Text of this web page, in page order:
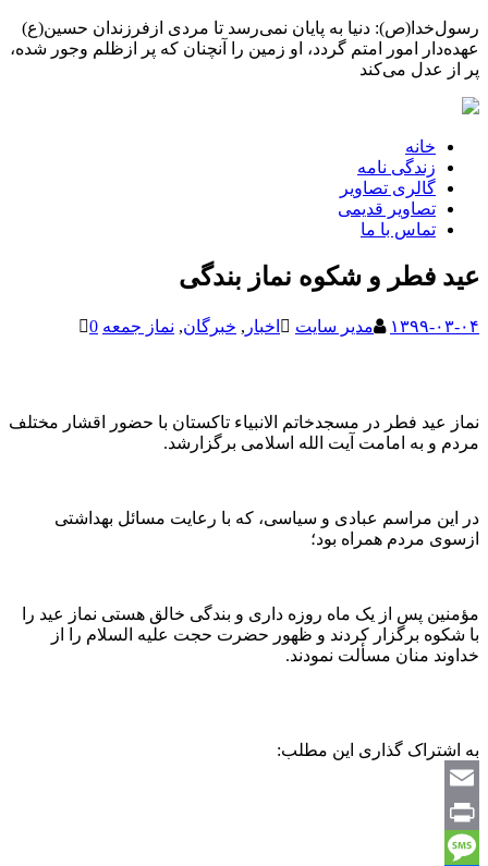
رسول‌خدا(ص): دنیا به پایان نمی‌رسد تا مردی ازفرزندان حسین(ع)
عهده‌دار امور امتم گردد، او زمین را آنچنان که پر ازظلم وجور شده،
پر از عدل می‌کند
خانه
زندگی نامه
گالری تصاویر
تصاویر قدیمی
تماس با ما
عید فطر و شکوه نماز بندگی
۱۳۹۹-۰۳-۰۴ مدیر سایت اخبار , خبرگان, نماز جمعه 0
نماز عید فطر در مسجدخاتم الانبیاء تاکستان با حضور اقشار مختلف
مردم و به امامت آیت الله اسلامی برگزارشد.
در این مراسم عبادی و سیاسی، که با رعایت مسائل بهداشتی
ازسوی مردم همراه بود؛
مؤمنین پس از یک ماه روزه داری و بندگی خالق هستی نماز عید را
با شکوه برگزار کردند و ظهور حضرت حجت علیه السلام را از
خداوند منان مسألت نمودند.
به اشتراک گذاری این مطلب:
Email
Print